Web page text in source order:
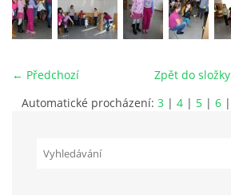
KROUŽEK MH
SVATÝ FLORIÁN
MODLITBA HASIČE
← Předchozí
Zpět do složky
Automatické procházení: 3 | 4 | 5 | 6 |